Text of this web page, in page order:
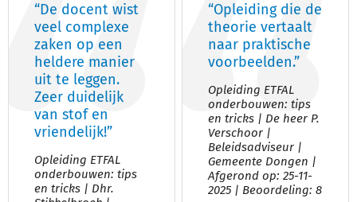
“De docent wist
veel complexe
zaken op een
heldere manier
uit te leggen.
Zeer duidelijk
van stof en
vriendelijk!”
Opleiding ETFAL
onderbouwen: tips
en tricks | Dhr.
“Opleiding die de
theorie vertaalt
naar praktische
voorbeelden.”
Opleiding ETFAL
onderbouwen: tips
en tricks | De heer P.
Verschoor |
Beleidsadviseur |
Gemeente Dongen |
Afgerond op: 25-11-
2025 | Beoordeling: 8